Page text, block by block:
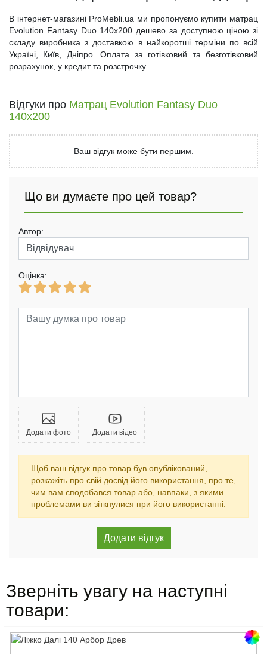
В інтернет-магазині ProMebli.ua ми пропонуємо купити матрац
Evolution Fantasy Duo 140x200 дешево за доступною ціною зі
складу виробника з доставкою в найкоротші терміни по всій
Україні, Київ, Дніпро. Оплата за готівковий та безготівковий
розрахунок, у кредит та розстрочку.
Відгуки про Матрац Evolution Fantasy Duo
140х200
Ваш відгук може бути першим.
Що ви думаєте про цей товар?
Автор:
Оцінка:
Додати фото Додати відео
Щоб ваш відгук про товар був опублікований,
розкажіть про свій досвід його використання, про те,
чим вам сподобався товар або, навпаки, з якими
проблемами ви зіткнулися при його використанні.
Зверніть увагу на наступні
товари: